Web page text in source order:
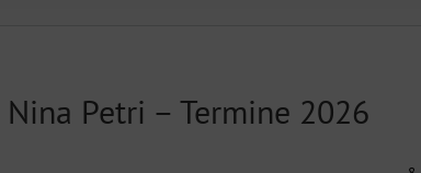
Nina Petri – Termine 2026